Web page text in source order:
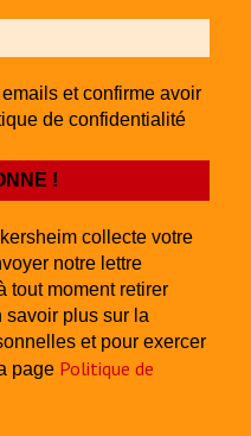
et confirme avoir
de confidentialité
collecte votre
notre lettre
tout moment retirer
savoir plus sur la
et pour exercer
page Politique de